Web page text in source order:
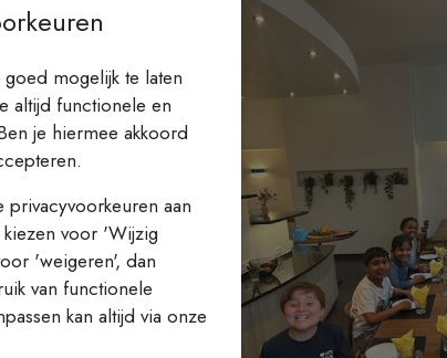
mogelijk te laten
altijd functionele en
je hiermee akkoord
aan
kiezen voor 'Wijzig
'weigeren', dan
van functionele
kan altijd via onze